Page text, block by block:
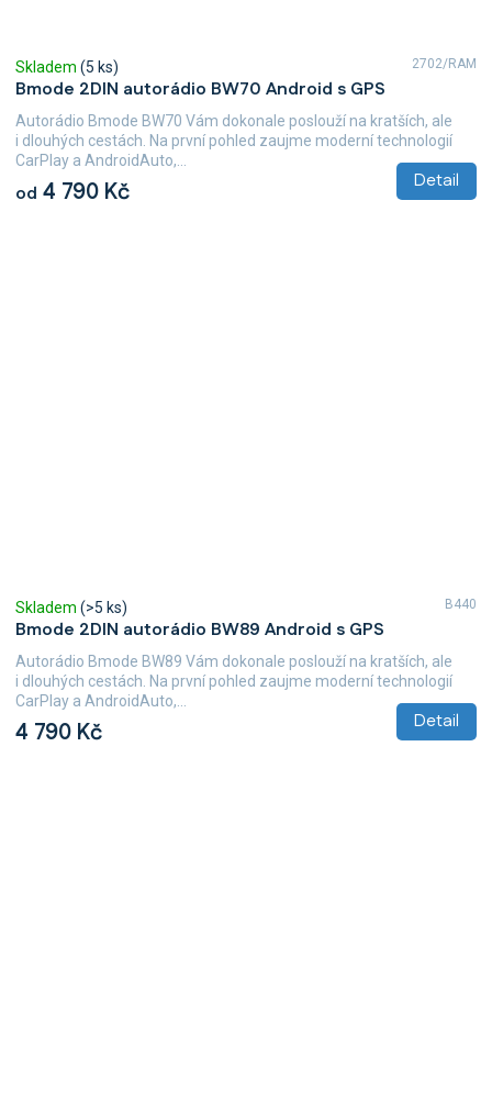
Bmode 2DIN autorádio BW70 Android s GPS
Skladem (5 ks)
od 4 790 Kč Detail
Autorádio Bmode BW70 Vám dokonale poslouží na kratších, ale
i dlouhých cestách. Na první pohled zaujme moderní technologií
CarPlay a AndroidAuto,...
2702/RAM
Bmode 2DIN autorádio BW89 Android s GPS
Skladem (>5 ks)
4 790 Kč Detail
Autorádio Bmode BW89 Vám dokonale poslouží na kratších, ale
i dlouhých cestách. Na první pohled zaujme moderní technologií
CarPlay a AndroidAuto,...
B440